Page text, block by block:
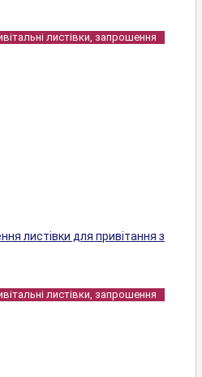
листівки, запрошення
листівки для привітання з
листівки, запрошення